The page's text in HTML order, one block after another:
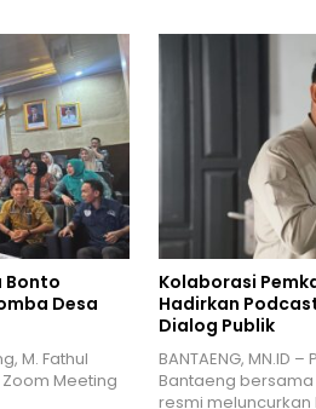
Bonto
Desa
M. Fathul
Meeting
Kolaborasi
Hadirkan
Dialog Publik
BANTAENG, MN.ID
Bantaeng
resmi